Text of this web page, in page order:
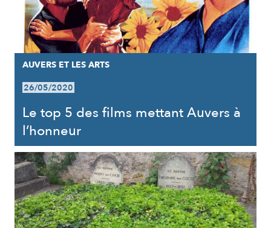
AUVERS ET LES ARTS
26/05/2020
Le top 5 des films mettant Auvers à
l’honneur